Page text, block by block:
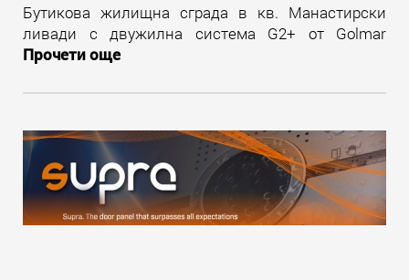
Бутикова жилищна сграда в кв. Манастирски
ливади с двужилна система G2+ от Golmar
Прочети още